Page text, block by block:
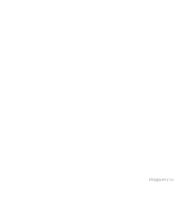
blogjquery.ru